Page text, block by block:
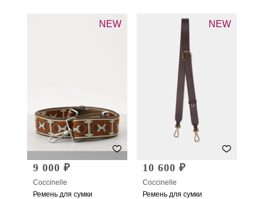
NEW
9 000 ₽
Coccinelle
Ремень для сумки
NEW
10 600 ₽
Coccinelle
Ремень для сумки